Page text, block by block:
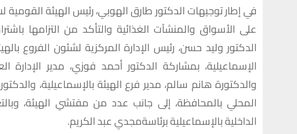
في إطار توجيهات الدكتور طارق الهوبي، رئيس الهيئة القومية
على الأسواق والمنشآت الغذائية والتأكد من التزامها
الدكتور وليد حسن، رئيس الإدارة المركزية لشئون الفروع
الإسماعيلية، بمشاركة الدكتور أحمد فوزي، مدير الإدارة
والدكتورة هانم سالم، مدير فرع الهيئة بالإسماعيلية،
المحلي بالمحافظة، إلى جانب عدد من مفتشي الهيئة،
الداخلية بالإسماعيلية برئاسةمجدي عبد الكريم.